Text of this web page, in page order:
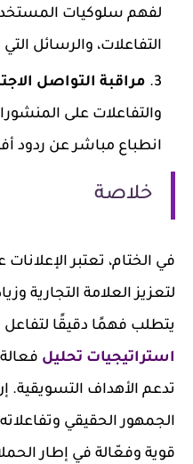
لفهم سلوكيات
التفاعلات، والرسائل التي
مراقبة التواصل
والتفاعلات على
انطباع مباشر عن ردود
خلاصة
في الختام، تعتبر
لتعزيز العلامة التجارية
يتطلب فهمًا دقيقًا
استراتيجيات تحليل
تدعم الأهداف
الجمهور الحقيقي
قوية وفعّالة في إطار